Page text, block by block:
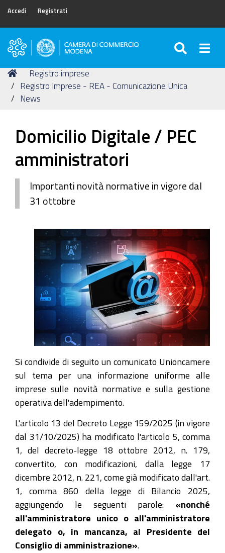
Accedi Registrati
Camera
Commercio
di
Modena
Tu
sei
qui:
Home
Registro imprese
Registro Imprese - REA - Comunicazione Unica
News
Domicilio Digitale / PEC
amministratori
Importanti novità normative in vigore dal
31 ottobre
Si condivide di seguito un comunicato Unioncamere
sul tema per una informazione uniforme alle
imprese sulle novità normative e sulla gestione
operativa dell'adempimento.
L'articolo 13 del Decreto Legge 159/2025 (in vigore
dal 31/10/2025) ha modificato l'articolo 5, comma
1, del decreto-legge 18 ottobre 2012, n. 179,
convertito, con modificazioni, dalla legge 17
dicembre 2012, n. 221, come già modificato dall'art.
1, comma 860 della legge di Bilancio 2025,
aggiungendo le seguenti parole: «nonché
all'amministratore unico o all'amministratore
delegato o, in mancanza, al Presidente del
Consiglio di amministrazione»